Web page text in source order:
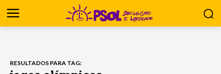
RESULTADOS PARA TAG: